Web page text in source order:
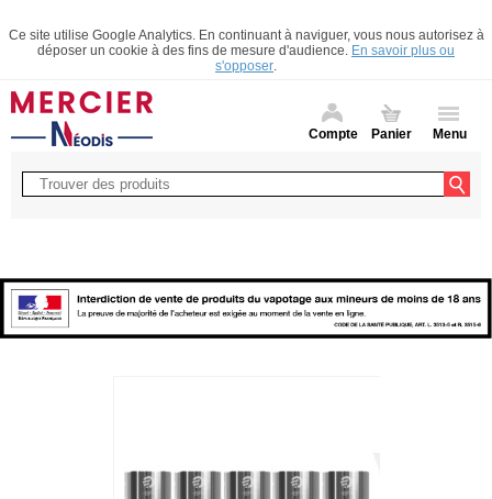
Ce site utilise Google Analytics. En continuant à naviguer, vous nous autorisez à
déposer un cookie à des fins de mesure d'audience. En savoir plus ou
s'opposer.
Compte Panier Menu